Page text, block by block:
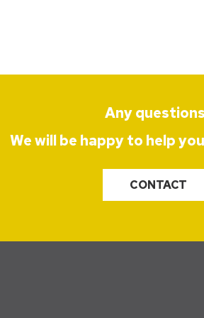
Any
We will be happy to help
CONTACT